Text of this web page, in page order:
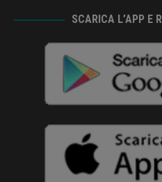
SCARICA L’APP E